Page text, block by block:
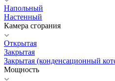
Напольный
Настенный
Камера сгорания
Открытая
Закрытая
Закрытая (конденсационный
Мощность